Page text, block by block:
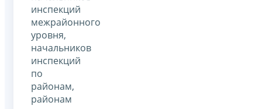
инспекций
межрайонного
уровня,
начальников
инспекций
по
районам,
районам